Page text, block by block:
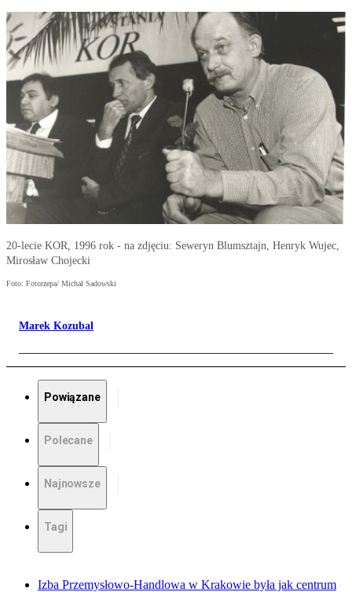
20-lecie KOR, 1996 rok - na zdjęciu: Seweryn Blumsztajn, Henryk Wujec,
Mirosław Chojecki
Foto: Fotorzepa/ Michał Sadowski
Marek Kozubal
Powiązane
Polecane
Najnowsze
Tagi
Izba Przemysłowo-Handlowa w Krakowie była jak centrum